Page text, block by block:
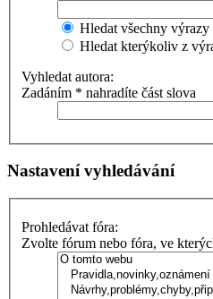
Hledat všechny výrazy
Hledat kterýkoliv z
Vyhledat autora:
Zadáním * nahradíte část slova
Nastavení vyhledávání
Prohledávat fóra:
Zvolte fórum nebo fóra, ve